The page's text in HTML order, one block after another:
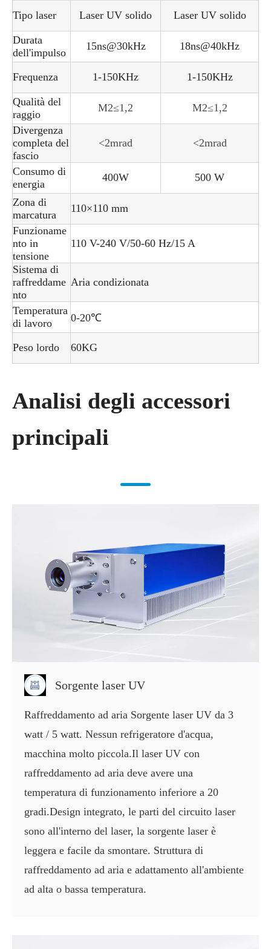
Tipo laser Laser UV solido Laser UV solido
Durata
dell'impulso
15ns@30kHz 18ns@40kHz
Frequenza 1-150KHz 1-150KHz
Qualità del
raggio
M2≤1,2
M2≤1,2
Divergenza
completa del
fascio
<2mrad <2mrad
Consumo di
energia
400W 500 W
Zona di
marcatura
110×110 mm
Funzioname
nto in
tensione
110 V-240 V/50-60 Hz/15 A
Sistema di
raffreddame
nto
Aria condizionata
Temperatura
di lavoro
0-20℃
Peso lordo 60KG
Analisi degli accessori
principali​​​​​​​
Sorgente laser UV
Raffreddamento ad aria Sorgente laser UV da 3
watt / 5 watt. Nessun refrigeratore d'acqua,
macchina molto piccola.Il laser UV con
raffreddamento ad aria deve avere una
temperatura di funzionamento inferiore a 20
gradi.Design integrato, le parti del circuito laser
sono all'interno del laser, la sorgente laser è
leggera e facile da smontare. Struttura di
raffreddamento ad aria e adattamento all'ambiente
ad alta o bassa temperatura.